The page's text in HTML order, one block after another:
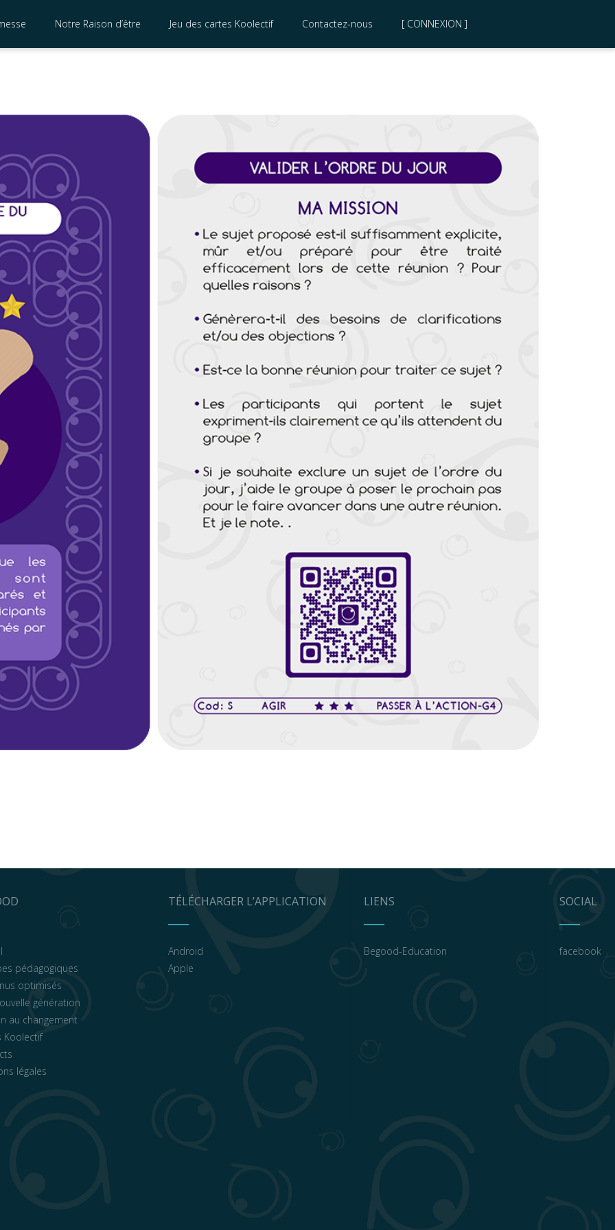
Notre Raison d’être Jeu des cartes Koolectif Contactez-nous [ CONNEXION ]
pédagogiques
optimisés
génération
au changement
Koolectif
légales
TÉLÉCHARGER L’APPLICATION
Android
Apple
LIENS
Begood-Education
SOCIAL
facebook